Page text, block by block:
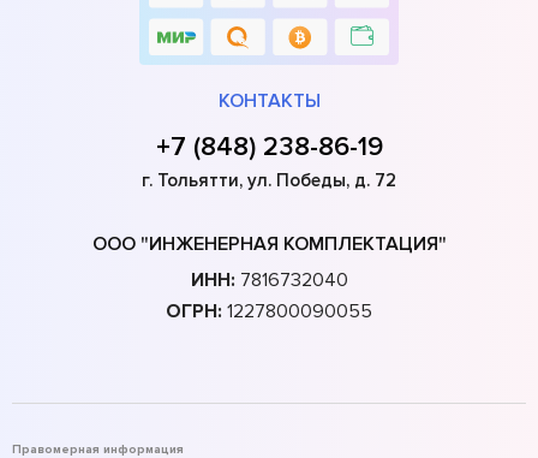
КОНТАКТЫ
+7 (848) 238-86-19
г. Тольятти, ул. Победы, д. 72
ООО "ИНЖЕНЕРНАЯ КОМПЛЕКТАЦИЯ"
ИНН: 7816732040
ОГРН: 1227800090055
Правомерная информация